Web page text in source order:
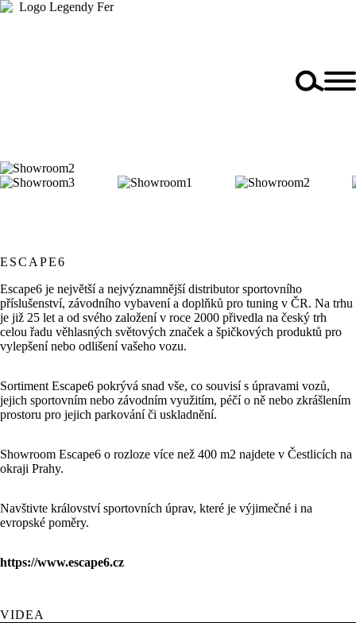
ESCAPE6
Escape6 je největší a nejvýznamnější distributor sportovního
příslušenství, závodního vybavení a doplňků pro tuning v ČR. Na trhu
je již 25 let a od svého založení v roce 2000 přivedla na český trh
celou řadu věhlasných světových značek a špičkových produktů pro
vylepšení nebo odlišení vašeho vozu.
Sortiment Escape6 pokrývá snad vše, co souvisí s úpravami vozů,
jejich sportovním nebo závodním využitím, péčí o ně nebo zkrášlením
prostoru pro jejich parkování či uskladnění.
Showroom Escape6 o rozloze více než 400 m2 najdete v Čestlicích na
okraji Prahy.
Navštivte království sportovních úprav, které je výjimečné i na
evropské poměry.
https://www.escape6.cz
VIDEA